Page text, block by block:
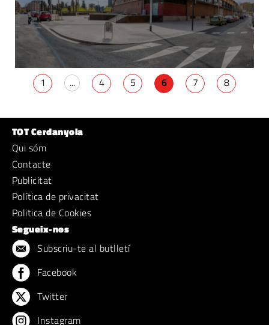
1 ... 4 5 6 7 8
TOT Cerdanyola
Qui sóm
Contacte
Publicitat
Política de privacitat
Politica de Cookies
Segueix-nos
Subscriu-te al butlletí
Facebook
Twitter
Instagram